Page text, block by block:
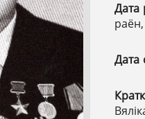
Дата
Дата